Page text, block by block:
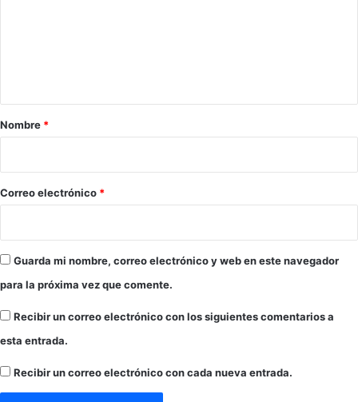
e
n
c
a
l
d
e
a
a
r
a
i
d
i
.
r
*
Nombre *
Correo electrónico *
Guarda mi nombre, correo electrónico y web en este navegador
para la próxima vez que comente.
Recibir un correo electrónico con los siguientes comentarios a
esta entrada.
Recibir un correo electrónico con cada nueva entrada.